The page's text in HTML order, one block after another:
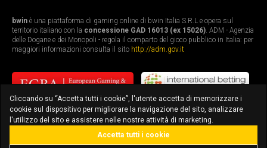
bwin è una piattaforma di gaming online di bwin Italia S.R.L e opera sul
territorio italiano con la concessione GAD 16013 (ex 15026). ADM - Agenzia
delle Dogane e dei Monopoli - regola il comparto del gioco pubblico in Italia: per
maggiori informazioni consulta il sito http://adm.gov.it
Cliccando su “Accetta tutti i cookie”, l'utente accetta di memorizzare i
cookie sul dispositivo per migliorare la navigazione del sito, analizzare
l'utilizzo del sito e assistere nelle nostre attività di marketing.
Accetta tutti i cookie